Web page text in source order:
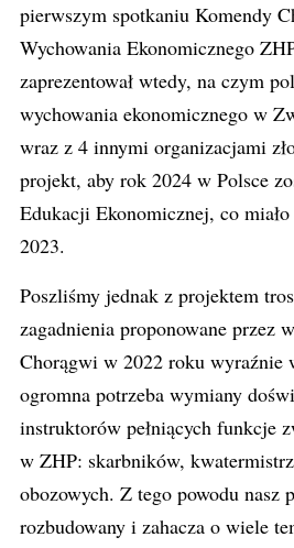
pierwszym spotkaniu Komendy
Wychowania Ekonomicznego
zaprezentował wtedy, na czym
wychowania ekonomicznego w
wraz z 4 innymi organizacjami
projekt, aby rok 2024 w Polsce
Edukacji Ekonomicznej, co
2023.
Poszliśmy jednak z projektem
zagadnienia proponowane przez
Chorągwi w 2022 roku wyraźnie
ogromna potrzeba wymiany
instruktorów pełniących funkcje
w ZHP: skarbników,
obozowych. Z tego powodu nasz
rozbudowany i zahacza o wiele